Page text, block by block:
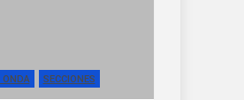
ONDA SECCIONES